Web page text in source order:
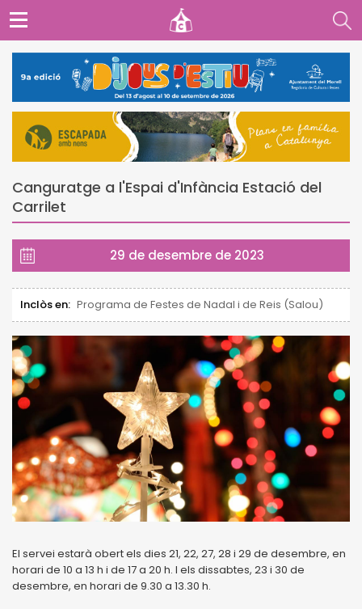
Canguratge a l'Espai d'Infància Estació del
Carrilet
29 de desembre de 2023
Inclòs en: Programa de Festes de Nadal i de Reis (Salou)
El servei estarà obert els dies 21, 22, 27, 28 i 29 de desembre, en
horari de 10 a 13 h i de 17 a 20 h. I els dissabtes, 23 i 30 de
desembre, en horari de 9.30 a 13.30 h.